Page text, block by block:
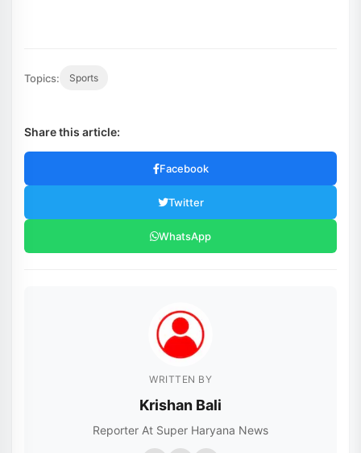
Topics: Sports
Share this article:
Facebook
Twitter
WhatsApp
WRITTEN BY
Krishan Bali
Reporter At Super Haryana News